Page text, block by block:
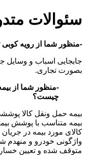
سئوالات
-منظور شما از رویه
جابجایی اسباب و وسایل
بصورت تجاری.
-منظور شما از
چیست؟
بیمه حمل ونقل کالا
بیمه متناسب با پوشش
کالای مورد بیمه در
واژگونی خودرو و منهدم
متوقف شده و تعیین